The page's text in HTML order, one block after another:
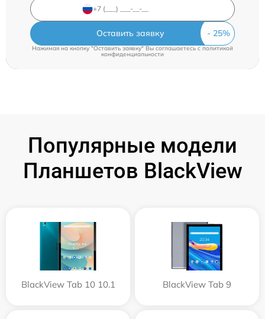
Оставить заявку
Нажимая на кнопку "Оставить заявку" Вы соглашаетесь cполитикой
конфиденциальности
Популярные модели
Планшетов BlackView
BlackView Tab 10 10.1 BlackView Tab 9